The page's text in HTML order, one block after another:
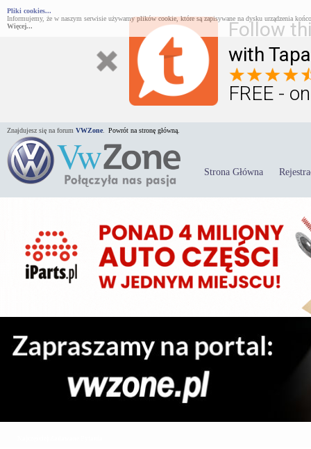
Follow
with
FREE -
Pliki cookies...
Informujemy, że w naszym serwisie używamy plików cookie, które są zapisywane na dysku urządzenia
Więcej...
Znajdujesz się na forum VWZone Powrót na stronę główną.
Strona Główna